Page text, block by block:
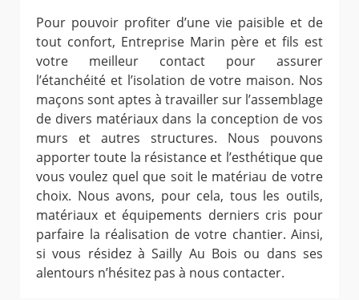
Pour pouvoir profiter d’une vie paisible et de
tout confort, Entreprise Marin père et fils est
votre meilleur contact pour assurer
l’étanchéité et l’isolation de votre maison. Nos
maçons sont aptes à travailler sur l’assemblage
de divers matériaux dans la conception de vos
murs et autres structures. Nous pouvons
apporter toute la résistance et l’esthétique que
vous voulez quel que soit le matériau de votre
choix. Nous avons, pour cela, tous les outils,
matériaux et équipements derniers cris pour
parfaire la réalisation de votre chantier. Ainsi,
si vous résidez à Sailly Au Bois ou dans ses
alentours n’hésitez pas à nous contacter.